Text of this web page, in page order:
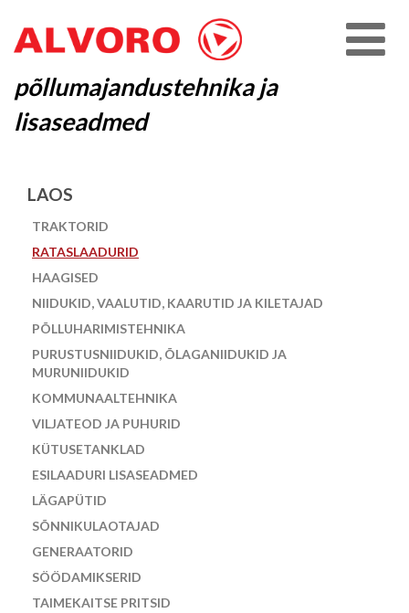
põllumajandustehnika ja
lisaseadmed
LAOS
TRAKTORID
RATASLAADURID
HAAGISED
NIIDUKID, VAALUTID, KAARUTID JA KILETAJAD
PÕLLUHARIMISTEHNIKA
PURUSTUSNIIDUKID, ÕLAGANIIDUKID JA
MURUNIIDUKID
KOMMUNAALTEHNIKA
VILJATEOD JA PUHURID
KÜTUSETANKLAD
ESILAADURI LISASEADMED
LÄGAPÜTID
SÕNNIKULAOTAJAD
GENERAATORID
SÖÖDAMIKSERID
TAIMEKAITSE PRITSID